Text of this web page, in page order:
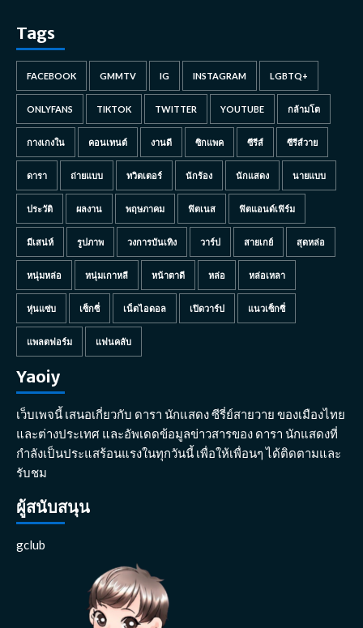
Tags
FACEBOOK GMMTV IG INSTAGRAM LGBTQ+
ONLYFANS TIKTOK TWITTER YOUTUBE กล้ามโต
กางเกงใน คอนเทนต์ งานดี ซิกแพค ซีรีส์ ซีรีส์วาย
ดารา ถ่ายแบบ ทวิตเตอร์ นักร้อง นักแสดง นายแบบ
ประวัติ ผลงาน พฤษภาคม ฟิตเนส ฟิตแอนด์เฟิร์ม
มีเสน่ห์ รูปภาพ วงการบันเทิง วาร์ป สายเกย์ สุดหล่อ
หนุ่มหล่อ หนุ่มเกาหลี หน้าตาดี หล่อ หล่อเหลา
หุ่นแซ่บ เซ็กซี่ เน็ตไอดอล เปิดวาร์ป แนวเซ็กซี่
แพลตฟอร์ม แฟนคลับ
Yaoiy
เว็บเพจนี้ เสนอเกี่ยวกับ ดารา นักแสดง ซีรี่ย์สายวาย ของเมืองไทย
และต่างประเทศ และอัพเดดข้อมูลข่าวสารของ ดารา นักแสดงที่
กำลังเป็นประแสร้อนแรงในทุกวันนี้ เพื่อให้เพื่อนๆ ได้ติดตามและ
รับชม
ผู้สนับสนุน
gclub